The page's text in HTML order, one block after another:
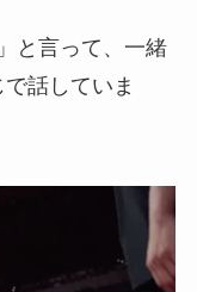
と言って、一緒
話していま